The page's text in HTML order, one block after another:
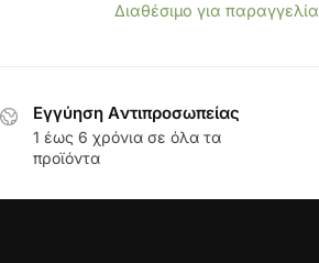
Διαθέσιμο για παραγγελία
Εγγύηση Aντιπροσωπείας
1 έως 6 χρόνια σε όλα τα
προϊόντα